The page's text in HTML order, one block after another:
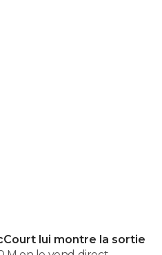
lui montre la sortie